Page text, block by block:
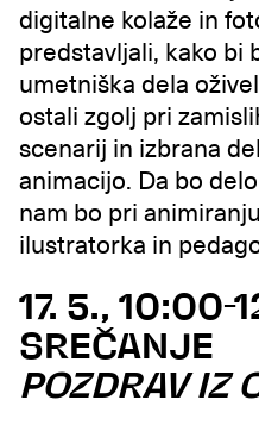
digitalne kolaže in
predstavljali, kako bi
umetniška dela
ostali zgolj pri
scenarij in izbrana
animacijo. Da bo
nam bo pri
ilustratorka in
17. 5., 10:00-
SREČANJE
POZDRAV IZ